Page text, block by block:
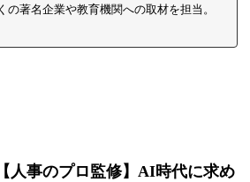
の著名企業や教育機関への取材を担当。
【人事のプロ監修】AI時代に求め